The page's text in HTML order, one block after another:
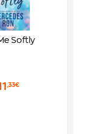
Softly
,33€